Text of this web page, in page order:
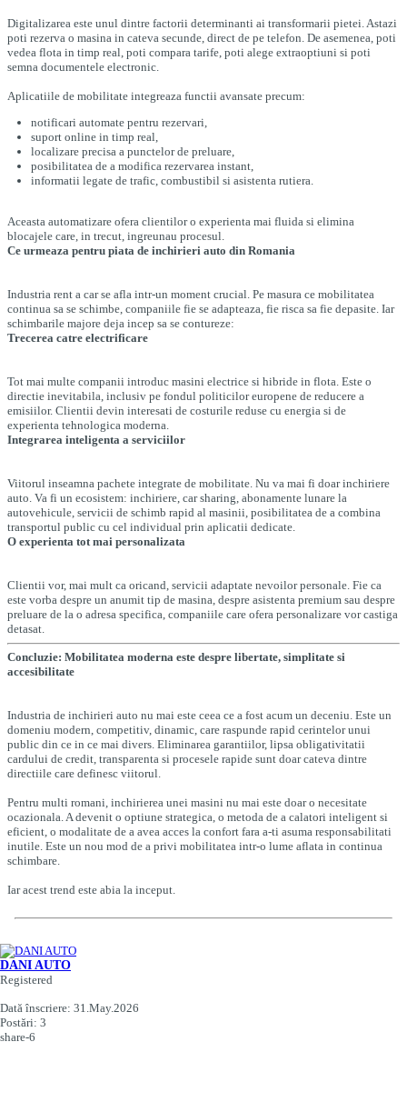
Digitalizarea este unul dintre factorii determinanti ai transformarii pietei. Astazi
poti rezerva o masina in cateva secunde, direct de pe telefon. De asemenea, poti
vedea flota in timp real, poti compara tarife, poti alege extraoptiuni si poti
semna documentele electronic.
Aplicatiile de mobilitate integreaza functii avansate precum:
notificari automate pentru rezervari,
suport online in timp real,
localizare precisa a punctelor de preluare,
posibilitatea de a modifica rezervarea instant,
informatii legate de trafic, combustibil si asistenta rutiera.
Aceasta automatizare ofera clientilor o experienta mai fluida si elimina
blocajele care, in trecut, ingreunau procesul.
Ce urmeaza pentru piata de inchirieri auto din Romania
Industria rent a car se afla intr-un moment crucial. Pe masura ce mobilitatea
continua sa se schimbe, companiile fie se adapteaza, fie risca sa fie depasite. Iar
schimbarile majore deja incep sa se contureze:
Trecerea catre electrificare
Tot mai multe companii introduc masini electrice si hibride in flota. Este o
directie inevitabila, inclusiv pe fondul politicilor europene de reducere a
emisiilor. Clientii devin interesati de costurile reduse cu energia si de
experienta tehnologica moderna.
Integrarea inteligenta a serviciilor
Viitorul inseamna pachete integrate de mobilitate. Nu va mai fi doar inchiriere
auto. Va fi un ecosistem: inchiriere, car sharing, abonamente lunare la
autovehicule, servicii de schimb rapid al masinii, posibilitatea de a combina
transportul public cu cel individual prin aplicatii dedicate.
O experienta tot mai personalizata
Clientii vor, mai mult ca oricand, servicii adaptate nevoilor personale. Fie ca
este vorba despre un anumit tip de masina, despre asistenta premium sau despre
preluare de la o adresa specifica, companiile care ofera personalizare vor castiga
detasat.
Concluzie: Mobilitatea moderna este despre libertate, simplitate si
accesibilitate
Industria de inchirieri auto nu mai este ceea ce a fost acum un deceniu. Este un
domeniu modern, competitiv, dinamic, care raspunde rapid cerintelor unui
public din ce in ce mai divers. Eliminarea garantiilor, lipsa obligativitatii
cardului de credit, transparenta si procesele rapide sunt doar cateva dintre
directiile care definesc viitorul.
Pentru multi romani, inchirierea unei masini nu mai este doar o necesitate
ocazionala. A devenit o optiune strategica, o metoda de a calatori inteligent si
eficient, o modalitate de a avea acces la confort fara a-ti asuma responsabilitati
inutile. Este un nou mod de a privi mobilitatea intr-o lume aflata in continua
schimbare.
Iar acest trend este abia la inceput.
DANI AUTO
Registered
Dată înscriere: 31.May.2026
Postări: 3
share-6